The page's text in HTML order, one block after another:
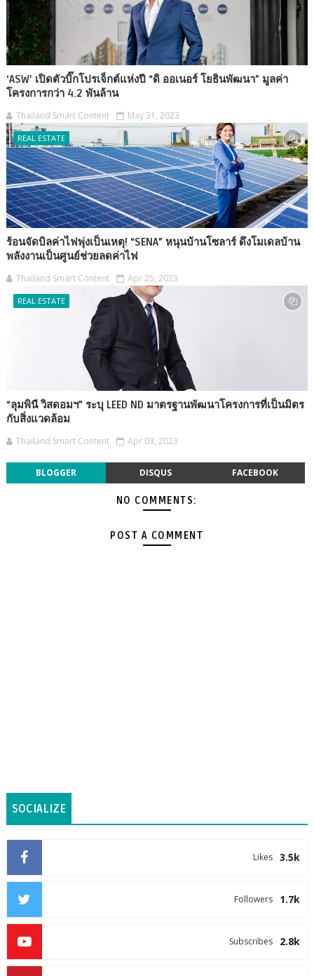
‘ASW’ เปิดตัวบิ๊กโปรเจ็กต์แห่งปี “ดิ ออเนอร์ โยธินพัฒนา” มูลค่า
โครงการกว่า 4.2 พันล้าน
Thailand Smart Content May 31, 2023
REAL ESTATE
ร้อนจัดบิลค่าไฟพุ่งเป็นเหตุ! “SENA” หนุนบ้านโซลาร์ ดึงโมเดลบ้าน
พลังงานเป็นศูนย์ช่วยลดค่าไฟ
Thailand Smart Content Apr 25, 2023
REAL ESTATE
“ลุมพินี วิสดอมฯ” ระบุ LEED ND มาตรฐานพัฒนาโครงการที่เป็นมิตร
กับสิ่งแวดล้อม
Thailand Smart Content Apr 03, 2023
BLOGGER DISQUS FACEBOOK
NO COMMENTS:
POST A COMMENT
SOCIALIZE
3.5k
Likes
1.7k
Followers
2.8k
Subscribes